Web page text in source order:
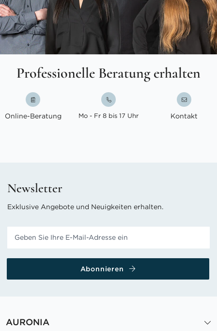
Professionelle Beratung erhalten
Online-Beratung Mo - Fr 8 bis 17 Uhr Kontakt
Newsletter
Exklusive Angebote und Neuigkeiten erhalten.
Abonnieren
AURONIA